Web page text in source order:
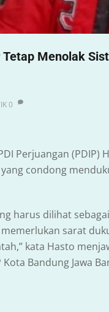
Tetap Menolak
0
Perjuangan
yang condong
harus dilihat
sarat
kata Hasto
Bandung Jawa